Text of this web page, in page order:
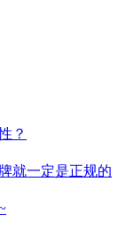
？
就一定是正规的